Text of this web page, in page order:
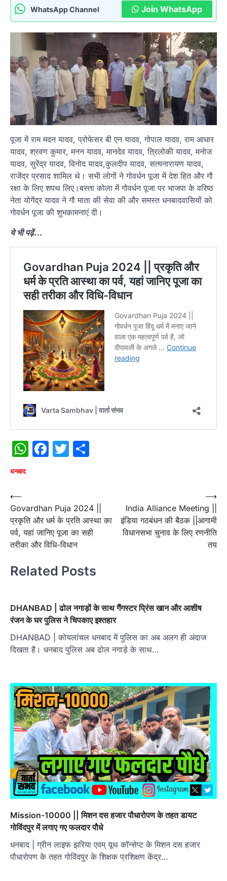
WhatsApp Channel Join WhatsApp
पूजा में राम मदन यादव, प्रोफेसर बी एन यादव, गोपाल यादव, राम आधार
यादव, श्रवण कुमार, मनन यादव, मानदेव यादव, त्रिलोकी यादव, मनोज
यादव, सुरेंद्र यादव, विनोद यादव,कुलदीप यादव, सत्यनारायण यादव,
राजेंद्र प्रसाद शामिल थे। सभी लोगों ने गोवर्धन पूजा में देश हित और गौ
रक्षा के लिए शपथ लिए।बस्ता कोला में गोवर्धन पूजा पर भाजपा के वरिष्ठ
नेता योगेंद्र यादव ने गौ माता की सेवा की और समस्त धनबादवासियों को
गोवर्धन पूजा की शुभकामनाएं दी।
ये भी पढ़ें…
WhatsApp
Facebook
Twitter
धनबाद
Post
navigation
⟵
Govardhan Puja 2024 ||
प्रकृति और धर्म के प्रति आस्था का
पर्व, यहां जानिए पूजा का सही
तरीका और विधि-विधान
India Alliance Meeting ||
इंडिया गठबंधन की बैठक ||आगामी
विधानसभा चुनाव के लिए रणनीति
तय
⟶
Related Posts
DHANBAD | ढोल नगाड़ों के साथ गैंगस्टर प्रिंस खान और आशीष
रंजन के घर पुलिस ने चिपकाए इश्तहार
DHANBAD | कोयलांचल धनबाद में पुलिस का अब अलग ही अंदाज
दिखता है। धनबाद पुलिस अब ढोल नगाड़े के साथ…
Mission-10000 || मिशन दस हजार पौधारोपण के तहत डायट
गोविंदपुर में लगाए गए फलदार पौधे
धनबाद | ग्रीन लाइफ झरिया एवम् यूथ कॉन्सेप्ट के मिशन दस हजार
पौधारोपण के तहत गोविंदपुर के शिक्षक प्रशिक्षण केंद्र…